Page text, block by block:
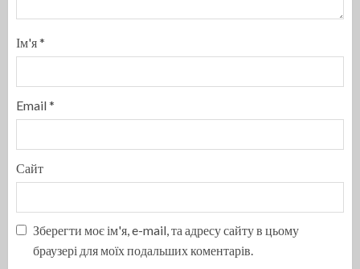
Ім'я*
Email*
Сайт
Зберегти моє ім'я, e-mail, та адресу сайту в цьому
браузері для моїх подальших коментарів.